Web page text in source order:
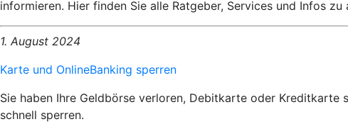
informieren. Hier finden Sie alle Ratgeber, Services und Infos
1. August 2024
Karte und OnlineBanking sperren
Sie haben Ihre Geldbörse verloren, Debitkarte oder Kreditkarte
schnell sperren.